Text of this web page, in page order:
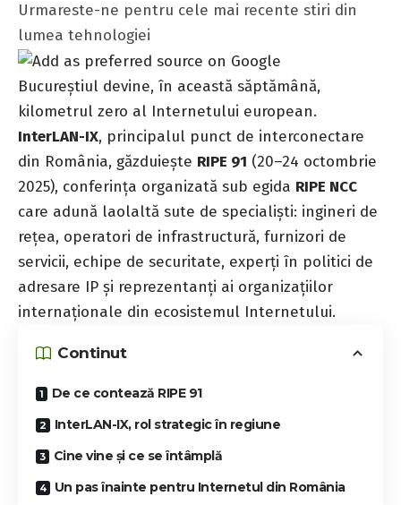
Urmareste-ne pentru cele mai recente stiri din
lumea tehnologiei
Bucureștiul devine, în această săptămână,
kilometrul zero al Internetului european.
InterLAN-IX, principalul punct de interconectare
din România, găzduiește RIPE 91 (20–24 octombrie
2025), conferința organizată sub egida RIPE NCC
care adună laolaltă sute de specialiști: ingineri de
rețea, operatori de infrastructură, furnizori de
servicii, echipe de securitate, experți în politici de
adresare IP și reprezentanți ai organizațiilor
internaționale din ecosistemul Internetului.
Continut
De ce contează RIPE 91
InterLAN-IX, rol strategic în regiune
Cine vine și ce se întâmplă
Un pas înainte pentru Internetul din România